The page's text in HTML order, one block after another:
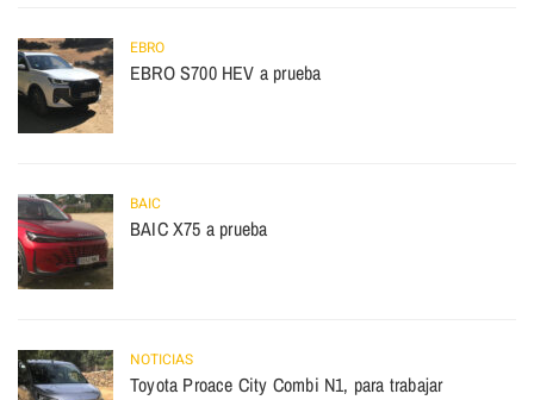
EBRO
EBRO S700 HEV a prueba
BAIC
BAIC X75 a prueba
NOTICIAS
Toyota Proace City Combi N1, para trabajar